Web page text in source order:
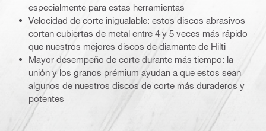
especialmente para estas herramientas
Velocidad de corte inigualable: estos discos abrasivos
cortan cubiertas de metal entre 4 y 5 veces más rápido
que nuestros mejores discos de diamante de Hilti
Mayor desempeño de corte durante más tiempo: la
unión y los granos prémium ayudan a que estos sean
algunos de nuestros discos de corte más duraderos y
potentes